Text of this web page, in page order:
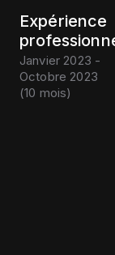
Expérience
Janvier 2023 -
Octobre 2023
(10 mois)